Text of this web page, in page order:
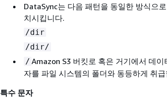
DataSync는 다음 패턴을 동일한 방식으
치시킵니다.
/dir
/dir/
/ Amazon S3 버킷로 혹은 거기에서 데
자를 파일 시스템의 폴더와 동등하게 취
특수 문자